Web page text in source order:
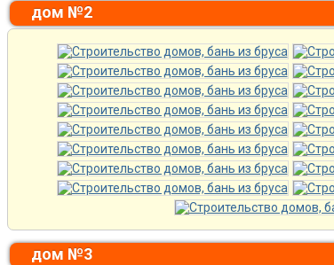
дом №2
дом №3